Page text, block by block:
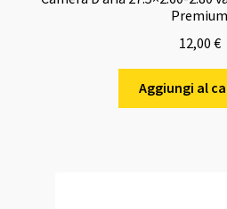
Premium
12,00 €
Aggiungi al